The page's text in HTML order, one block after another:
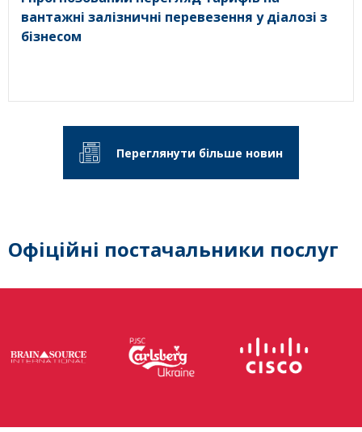
вантажні залізничні перевезення у діалозі з
бізнесом
Переглянути більше новин
Офіційні постачальники послуг